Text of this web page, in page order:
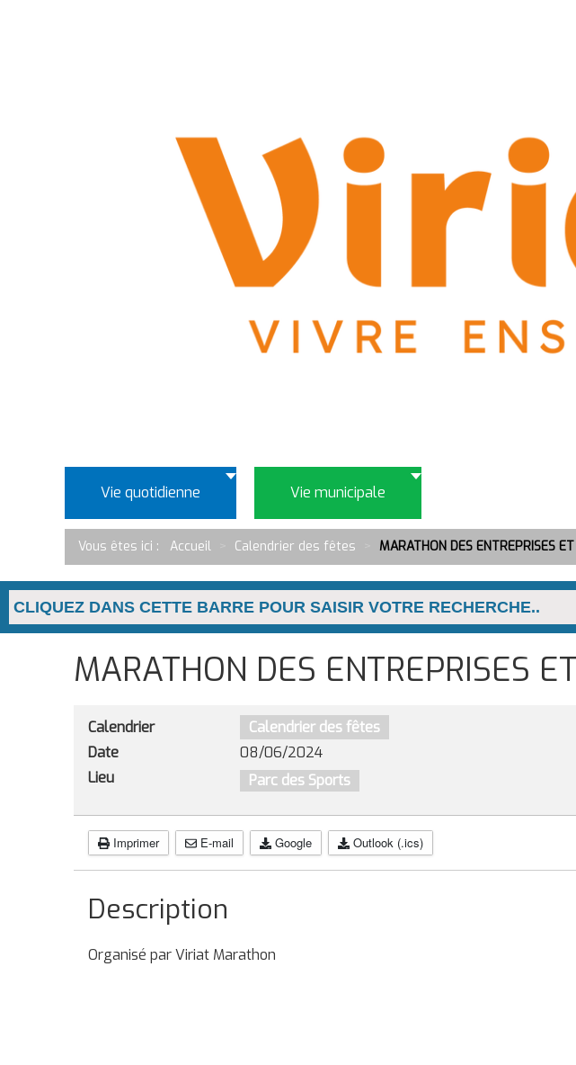
Vie quotidienne Vie municipale
Vous êtes ici : Accueil Calendrier des fêtes MARATHON DES ENTREPRISES
MARATHON DES ENTREPRISES
Calendrier
Calendrier des fêtes
Date
08/06/2024
Lieu
Parc des Sports
Imprimer E-mail Google Outlook (.ics)
Description
Organisé par Viriat Marathon